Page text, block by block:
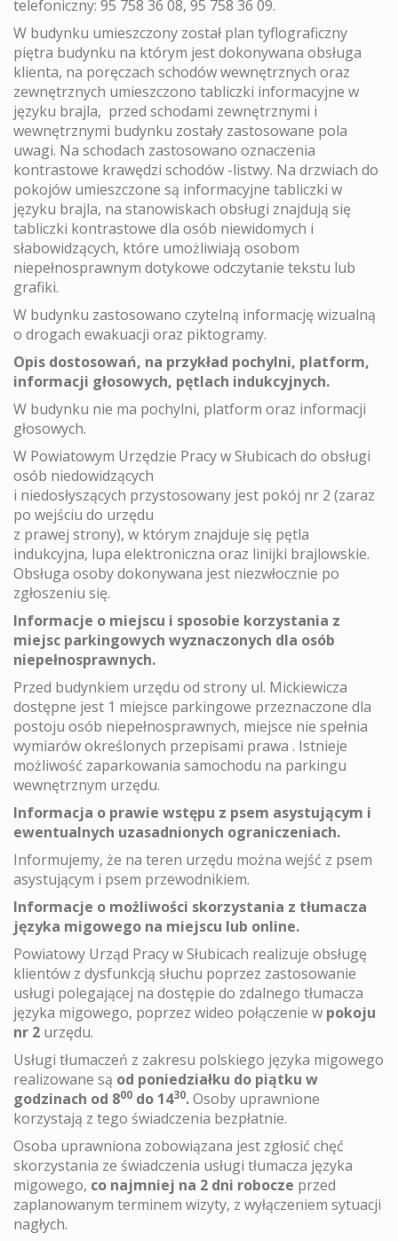
telefoniczny: 95 758 36 08, 95 758 36 09.
W budynku umieszczony został plan tyflograficzny
piętra budynku na którym jest dokonywana obsługa
klienta, na poręczach schodów wewnętrznych oraz
zewnętrznych umieszczono tabliczki informacyjne w
języku brajla, przed schodami zewnętrznymi i
wewnętrznymi budynku zostały zastosowane pola
uwagi. Na schodach zastosowano oznaczenia
kontrastowe krawędzi schodów -listwy. Na drzwiach do
pokojów umieszczone są informacyjne tabliczki w
języku brajla, na stanowiskach obsługi znajdują się
tabliczki kontrastowe dla osób niewidomych i
słabowidzących, które umożliwiają osobom
niepełnosprawnym dotykowe odczytanie tekstu lub
grafiki.
W budynku zastosowano czytelną informację wizualną
o drogach ewakuacji oraz piktogramy.
Opis dostosowań, na przykład pochylni, platform,
informacji głosowych, pętlach indukcyjnych.
W budynku nie ma pochylni, platform oraz informacji
głosowych.
W Powiatowym Urzędzie Pracy w Słubicach do obsługi
osób niedowidzących
i niedosłyszących przystosowany jest pokój nr 2 (zaraz
po wejściu do urzędu
z prawej strony), w którym znajduje się pętla
indukcyjna, lupa elektroniczna oraz linijki brajlowskie.
Obsługa osoby dokonywana jest niezwłocznie po
zgłoszeniu się.
Informacje o miejscu i sposobie korzystania z
miejsc parkingowych wyznaczonych dla osób
niepełnosprawnych.
Przed budynkiem urzędu od strony ul. Mickiewicza
dostępne jest 1 miejsce parkingowe przeznaczone dla
postoju osób niepełnosprawnych, miejsce nie spełnia
wymiarów określonych przepisami prawa . Istnieje
możliwość zaparkowania samochodu na parkingu
wewnętrznym urzędu.
Informacja o prawie wstępu z psem asystującym i
ewentualnych uzasadnionych ograniczeniach.
Informujemy, że na teren urzędu można wejść z psem
asystującym i psem przewodnikiem.
Informacje o możliwości skorzystania z tłumacza
języka migowego na miejscu lub online.
Powiatowy Urząd Pracy w Słubicach realizuje obsługę
klientów z dysfunkcją słuchu poprzez zastosowanie
usługi polegającej na dostępie do zdalnego tłumacza
języka migowego, poprzez wideo połączenie w pokoju
nr 2 urzędu.
Usługi tłumaczeń z zakresu polskiego języka migowego
realizowane są od poniedziałku do piątku w
godzinach od 800 do 1430.Osoby uprawnione
korzystają z tego świadczenia bezpłatnie.
Osoba uprawniona zobowiązana jest zgłosić chęć
skorzystania ze świadczenia usługi tłumacza języka
migowego, co najmniej na 2 dni robocze przed
zaplanowanym terminem wizyty, z wyłączeniem sytuacji
nagłych.